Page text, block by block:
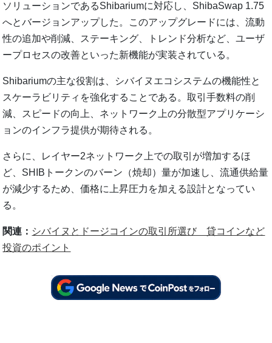
ソリューションであるShibariumに対応し、ShibaSwap 1.75
へとバージョンアップした。このアップグレードには、流動
性の追加や削減、ステーキング、トレンド分析など、ユーザ
ープロセスの改善といった新機能が実装されている。
Shibariumの主な役割は、シバイヌエコシステムの機能性と
スケーラビリティを強化することである。取引手数料の削
減、スピードの向上、ネットワーク上の分散型アプリケーシ
ョンのインフラ提供が期待される。
さらに、レイヤー2ネットワーク上での取引が増加するほ
ど、SHIBトークンのバーン（焼却）量が加速し、流通供給量
が減少するため、価格に上昇圧力を加える設計となってい
る。
関連： シバイヌとドージコインの取引所選び 貸コインなど
投資のポイント